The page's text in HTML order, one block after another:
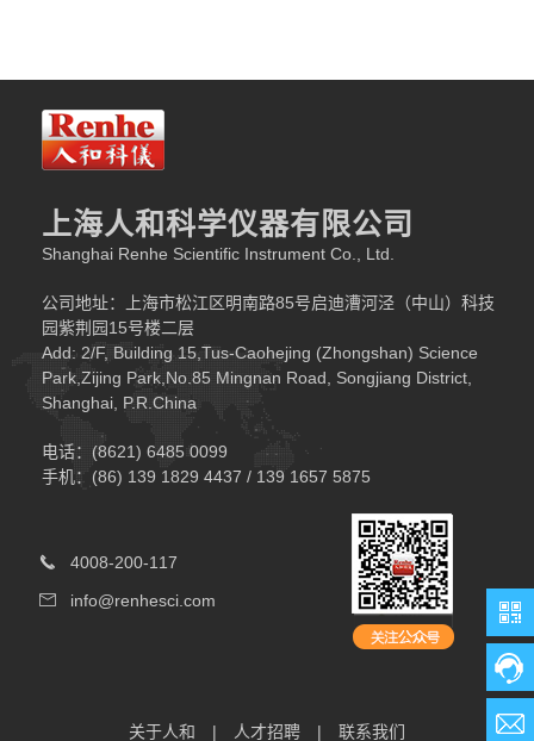
上海人和科学仪器有限公司
Shanghai Renhe Scientific Instrument Co., Ltd.
公司地址：上海市松江区明南路85号启迪漕河泾（中山）科技
园紫荆园15号楼二层
Add: 2/F, Building 15,Tus-Caohejing (Zhongshan) Science
Park,Zijing Park,No.85 Mingnan Road, Songjiang District,
Shanghai, P.R.China
电话：(8621) 6485 0099
手机：(86) 139 1829 4437 / 139 1657 5875
4008-200-117
info@renhesci.com
关于人和 | 人才招聘 | 联系我们